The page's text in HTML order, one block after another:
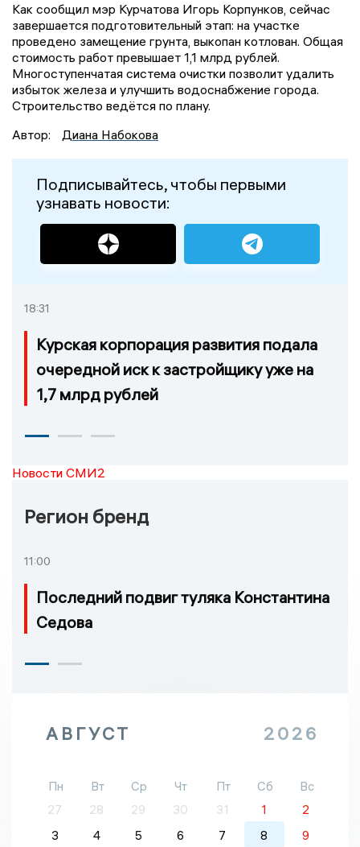
Как сообщил мэр Курчатова Игорь Корпунков, сейчас
завершается подготовительный этап: на участке
проведено замещение грунта, выкопан котлован. Общая
стоимость работ превышает 1,1 млрд рублей.
Многоступенчатая система очистки позволит удалить
избыток железа и улучшить водоснабжение города.
Строительство ведётся по плану.
Автор:
Диана Набокова
Подписывайтесь, чтобы первыми
узнавать новости:
18:31
Курская корпорация развития подала
очередной иск к застройщику уже на
1,7 млрд рублей
Новости СМИ2
Регион бренд
11:00
Последний подвиг туляка Константина
Седова
АВГУСТ 2026
Пн Вт Ср Чт Пт Сб
Вс
27
28 29 30 31 1
2
3
4 5 6 7 8
9